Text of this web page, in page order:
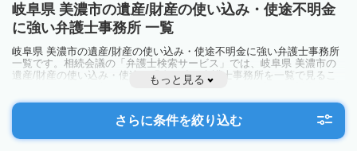
岐阜県 美濃市の遺産/財産の使い込み・使途不明金
に強い弁護士事務所 一覧
岐阜県 美濃市の遺産/財産の使い込み・使途不明金に強い弁護士事務所
一覧です。相続会議の「弁護士検索サービス」では、岐阜県 美濃市の
遺産/財産の使い込み・使途不明金に強い弁護士事務所を一覧で見るこ
とが出来ます。相続のトラブルやお悩みを抱えている方は一度近隣の弁
護士に相談してみましょう。
もっと見る
さらに条件を絞り込む